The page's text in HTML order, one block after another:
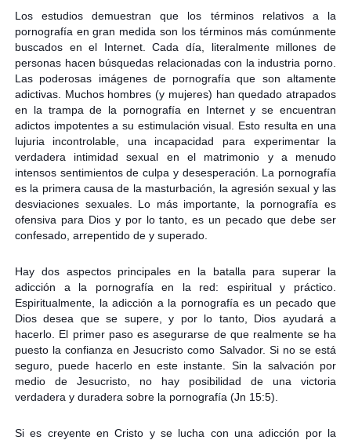
Los estudios demuestran que los términos relativos a la
pornografía en gran medida son los términos más comúnmente
buscados en el Internet. Cada día, literalmente millones de
personas hacen búsquedas relacionadas con la industria porno.
Las poderosas imágenes de pornografía que son altamente
adictivas. Muchos hombres (y mujeres) han quedado atrapados
en la trampa de la pornografía en Internet y se encuentran
adictos impotentes a su estimulación visual. Esto resulta en una
lujuria incontrolable, una incapacidad para experimentar la
verdadera intimidad sexual en el matrimonio y a menudo
intensos sentimientos de culpa y desesperación. La pornografía
es la primera causa de la masturbación, la agresión sexual y las
desviaciones sexuales. Lo más importante, la pornografía es
ofensiva para Dios y por lo tanto, es un pecado que debe ser
confesado, arrepentido de y superado.
Hay dos aspectos principales en la batalla para superar la
adicción a la pornografía en la red: espiritual y práctico.
Espiritualmente, la adicción a la pornografía es un pecado que
Dios desea que se supere, y por lo tanto, Dios ayudará a
hacerlo. El primer paso es asegurarse de que realmente se ha
puesto la confianza en Jesucristo como Salvador. Si no se está
seguro, puede hacerlo en este instante. Sin la salvación por
medio de Jesucristo, no hay posibilidad de una victoria
verdadera y duradera sobre la pornografía (Jn 15:5).
Si es creyente en Cristo y se lucha con una adicción por la